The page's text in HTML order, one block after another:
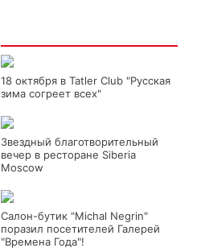
18 октября в Tatler Club "Русская
зима согреет всех"
Звездный благотворительный
вечер в ресторане Siberia
Moscow
Салон-бутик "Michal Negrin"
поразил посетителей Галерей
"Времена Года"!